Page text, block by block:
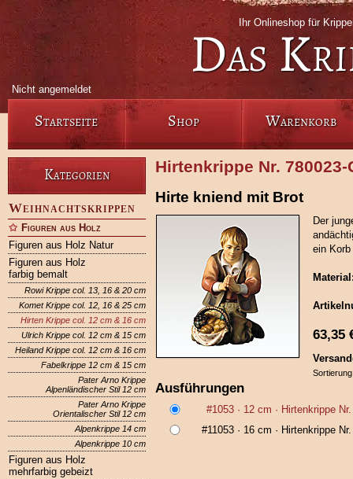
Ihr Onlineshop für
Das
Nicht angemeldet
Startseite Shop Warenkorb
Kategorien
Weihnachtskrippen
Figuren aus Holz
Figuren aus Holz Natur
Figuren aus Holz
farbig bemalt
Rowi Krippe col. 13, 16 & 20 cm
Komet Krippe col. 12, 16 & 25 cm
Hirten Krippe col. 12 cm & 16 cm
Ulrich Krippe col. 12 cm & 15 cm
Heiland Krippe col. 12 cm & 16 cm
Fabelkrippe 12 cm & 15 cm
Pater Arno Krippe
Alpenländischer Stil 12 cm
Pater Arno Krippe
Orientalischer Stil 12 cm
Alpenkrippe 14 cm
Alpenkrippe 10 cm
Figuren aus Holz
mehrfarbig gebeizt
Hirtenkrippe Nr.
Hirte kniend mit Brot
Der
ein
63,35
Ausführungen
#1053 · 12 cm · Hirtenkrippe
#11053 · 16 cm · Hirtenkrippe